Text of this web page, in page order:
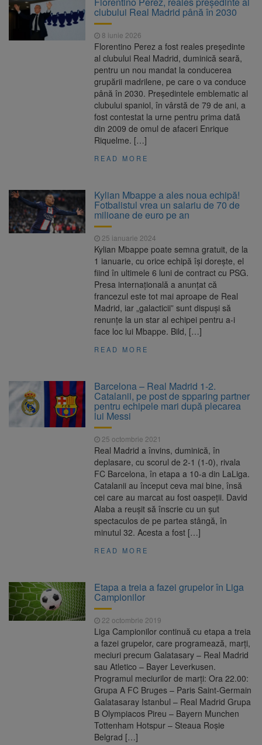
nopții, nu oprirea iluminatului public
7 august 2026
Trafic blocat pe DN1E Brașov
– Poiana Brașov după un accident. Două
persoane primesc îngrijiri medicale
Dosar de evaziune fiscală de
peste 330.000 de lei, clasat la Brașov după
8 august ar putea deveni
Ziua Europeană de Comemorare a Victimelor
Accidentelor de Muncă
clubului Real Madrid până în 2030
8 iunie 2026
Florentino Perez a fost reales președinte
al clubului Real Madrid, duminică seară,
pentru un nou mandat la conducerea
grupării madrilene, pe care o va conduce
până în 2030. Președintele emblematic al
clubului spaniol, în vârstă de 79 de ani, a
fost contestat la urne pentru prima dată
din 2009 de omul de afaceri Enrique
Riquelme. […]
READ MORE
Kylian Mbappe a ales noua echipă!
Fotbalistul vrea un salariu de 70 de
milioane de euro pe an
25 ianuarie 2024
Kylian Mbappe poate semna gratuit, de la
1 ianuarie, cu orice echipă își dorește, el
fiind în ultimele 6 luni de contract cu PSG.
Presa internațională a anunțat că
francezul este tot mai aproape de Real
Madrid, iar „galacticii” sunt dispuși să
renunțe la un star al echipei pentru a-i
face loc lui Mbappe. Bild, […]
READ MORE
Barcelona – Real Madrid 1-2.
Catalanii, pe post de spparing partner
pentru echipele mari după plecarea
lui Messi
25 octombrie 2021
Real Madrid a învins, duminică, în
deplasare, cu scorul de 2-1 (1-0), rivala
FC Barcelona, în etapa a 10-a din LaLiga.
Catalanii au început ceva mai bine, însă
cei care au marcat au fost oaspeții. David
Alaba a reușit să înscrie cu un şut
spectaculos de pe partea stângă, în
minutul 32. Acesta a fost […]
READ MORE
Etapa a treia a fazei grupelor în Liga
Campionilor
22 octombrie 2019
Liga Campionilor continuă cu etapa a treia
a fazei grupelor, care programează, marţi,
meciuri precum Galatasary – Real Madrid
sau Atletico – Bayer Leverkusen.
Programul meciurilor de marţi: Ora 22.00:
Grupa A FC Bruges – Paris Saint-Germain
Galatasaray Istanbul – Real Madrid Grupa
B Olympiacos Pireu – Bayern Munchen
Tottenham Hotspur – Steaua Roşie
Belgrad […]